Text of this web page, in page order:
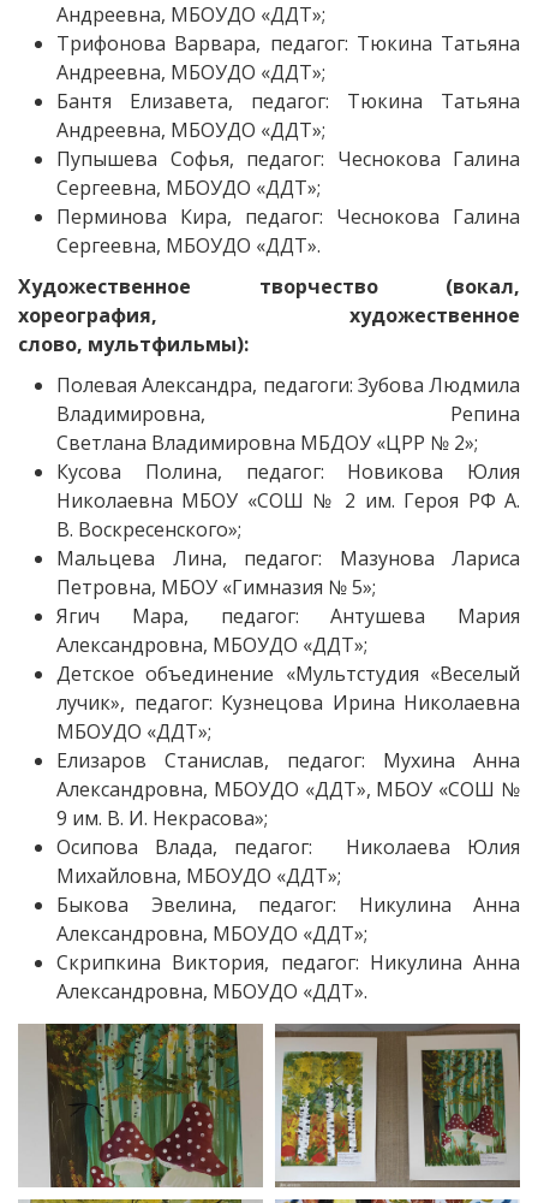
Андреевна, МБОУДО «ДДТ»;
Трифонова Варвара, педагог: Тюкина Татьяна
Андреевна, МБОУДО «ДДТ»;
Бантя Елизавета, педагог: Тюкина Татьяна
Андреевна, МБОУДО «ДДТ»;
Пупышева Софья, педагог: Чеснокова Галина
Сергеевна, МБОУДО «ДДТ»;
Перминова Кира, педагог: Чеснокова Галина
Сергеевна, МБОУДО «ДДТ».
Художественное творчество (вокал,
хореография, художественное
слово, мультфильмы):
Полевая Александра, педагоги: Зубова Людмила
Владимировна, Репина
Светлана Владимировна МБДОУ «ЦРР № 2»;
Кусова Полина, педагог: Новикова Юлия
Николаевна МБОУ «СОШ № 2 им. Героя РФ А.
В. Воскресенского»;
Мальцева Лина, педагог: Мазунова Лариса
Петровна, МБОУ «Гимназия № 5»;
Ягич Мара, педагог: Антушева Мария
Александровна, МБОУДО «ДДТ»;
Детское объединение «Мультстудия «Веселый
лучик», педагог: Кузнецова Ирина Николаевна
МБОУДО «ДДТ»;
Елизаров Станислав, педагог: Мухина Анна
Александровна, МБОУДО «ДДТ», МБОУ «СОШ №
9 им. В. И. Некрасова»;
Осипова Влада, педагог: Николаева Юлия
Михайловна, МБОУДО «ДДТ»;
Быкова Эвелина, педагог: Никулина Анна
Александровна, МБОУДО «ДДТ»;
Скрипкина Виктория, педагог: Никулина Анна
Александровна, МБОУДО «ДДТ».